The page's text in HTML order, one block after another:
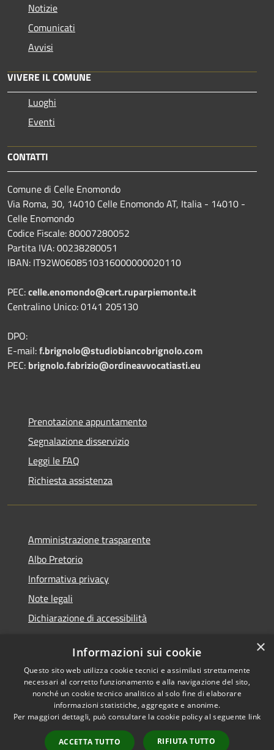
Notizie
Comunicati
Avvisi
VIVERE IL COMUNE
Luoghi
Eventi
CONTATTI
Comune di Celle Enomondo
Via Roma, 30, 14010 Celle Enomondo AT, Italia - 14010 -
Celle Enomondo
Codice Fiscale: 80007280052
Partita IVA: 00238280051
IBAN: IT92W0608510316000000020110
PEC:celle.enomondo@cert.ruparpiemonte.it
Centralino Unico: 0141 205130
DPO:
E-mail:f.brignolo@studiobiancobrignolo.com
PEC: brignolo.fabrizio@ordineavvocatiasti.eu
Prenotazione appuntamento
Segnalazione disservizio
Leggi le FAQ
Richiesta assistenza
Amministrazione trasparente
Albo Pretorio
Informativa privacy
Note legali
Dichiarazione di accessibilità
RSS
Accessibilità
Cookie
Mappa del sito
Comune convenzionato
Astigov
Progetto|Convenzione|
Adesioni
×
Informazioni sui cookie
Questo sito web utilizza cookie tecnici e assimilati strettamente
necessari al corretto funzionamento e alla navigazione del sito,
nonché un cookie tecnico analitico al solo fine di elaborare
informazioni statistiche, aggregate e anonime.
Per maggiori dettagli, può consultare la cookie policy al seguente link
ACCETTA TUTTO RIFIUTA TUTTO